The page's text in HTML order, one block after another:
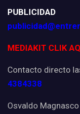
PUBLICIDAD
MEDIAKIT CLIK
Contacto directo
4384338
Osvaldo